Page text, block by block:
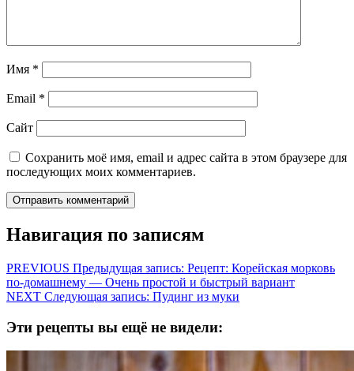
Имя *
Email *
Сайт
Сохранить моё имя, email и адрес сайта в этом браузере для
последующих моих комментариев.
Навигация по записям
PREVIOUS Предыдущая запись: Рецепт: Корейская морковь
по-домашнему — Очень простой и быстрый вариант
NEXT Следующая запись: Пудинг из муки
Эти рецепты вы ещё не видели: